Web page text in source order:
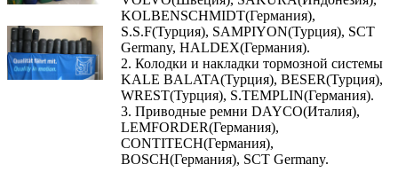
KOLBENSCHMIDT(Германия),
S.S.F(Турция), SAMPIYON(Турция), SCT
Germany, HALDEX(Германия).
2. Колодки и накладки тормозной системы
KALE BALATA(Турция), BESER(Турция),
WREST(Турция), S.TEMPLIN(Германия).
3. Приводные ремни DAYCO(Италия),
LEMFORDER(Германия),
CONTITECH(Германия),
BOSCH(Германия), SCT Germany.